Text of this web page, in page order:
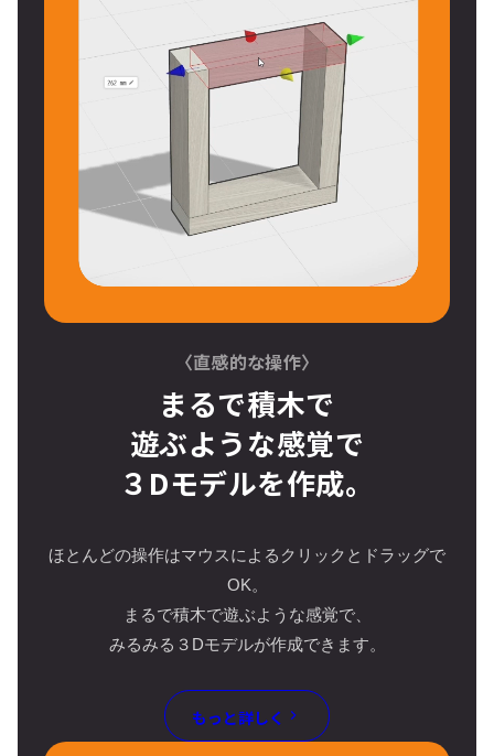
〈直感的な操作〉
まるで積木で
遊ぶような感覚で
３Dモデルを作成。
ほとんどの操作はマウスによるクリックとドラッグで
OK。
まるで積木で遊ぶような感覚で、
みるみる３Dモデルが作成できます。
もっと詳しく